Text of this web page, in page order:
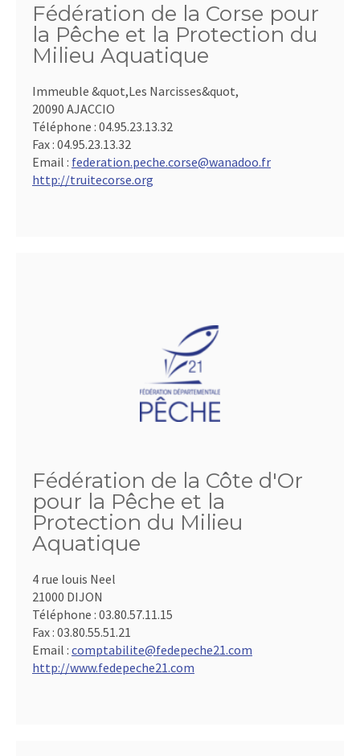
Fédération de la Corse pour
la Pêche et la Protection du
Milieu Aquatique
Immeuble &quot,Les Narcisses&quot,
20090 AJACCIO
Téléphone : 04.95.23.13.32
Fax : 04.95.23.13.32
Email : federation.peche.corse@wanadoo.fr
http://truitecorse.org
Fédération de la Côte d'Or
pour la Pêche et la
Protection du Milieu
Aquatique
4 rue louis Neel
21000 DIJON
Téléphone : 03.80.57.11.15
Fax : 03.80.55.51.21
Email : comptabilite@fedepeche21.com
http://www.fedepeche21.com